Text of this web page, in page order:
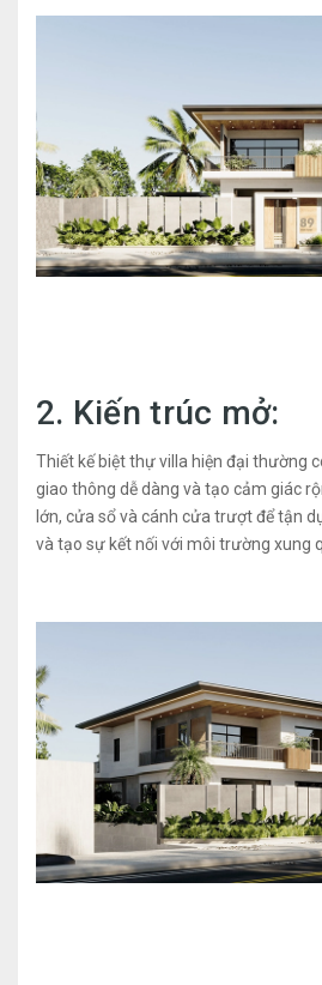
2. Kiến trúc mở:
Thiết kế biệt thự villa hiện đại thường
giao thông dễ dàng và tạo cảm giác
lớn, cửa sổ và cánh cửa trượt để tận
và tạo sự kết nối với môi trường xung